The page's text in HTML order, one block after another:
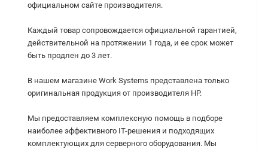
официальном сайте производителя.
Каждый товар сопровождается официальной гарантией,
действительной на протяжении 1 года, и ее срок может
быть продлен до 3 лет.
В нашем магазине Work Systems представлена только
оригинальная продукция от производителя HP.
Мы предоставляем комплексную помощь в подборе
наиболее эффективного IT-решения и подходящих
комплектующих для серверного оборудования. Мы